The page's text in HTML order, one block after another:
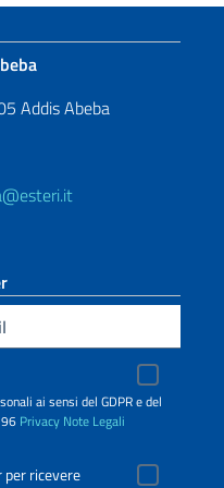
Addis Abeba
ai sensi del GDPR e del
Privacy Note Legali
ricevere